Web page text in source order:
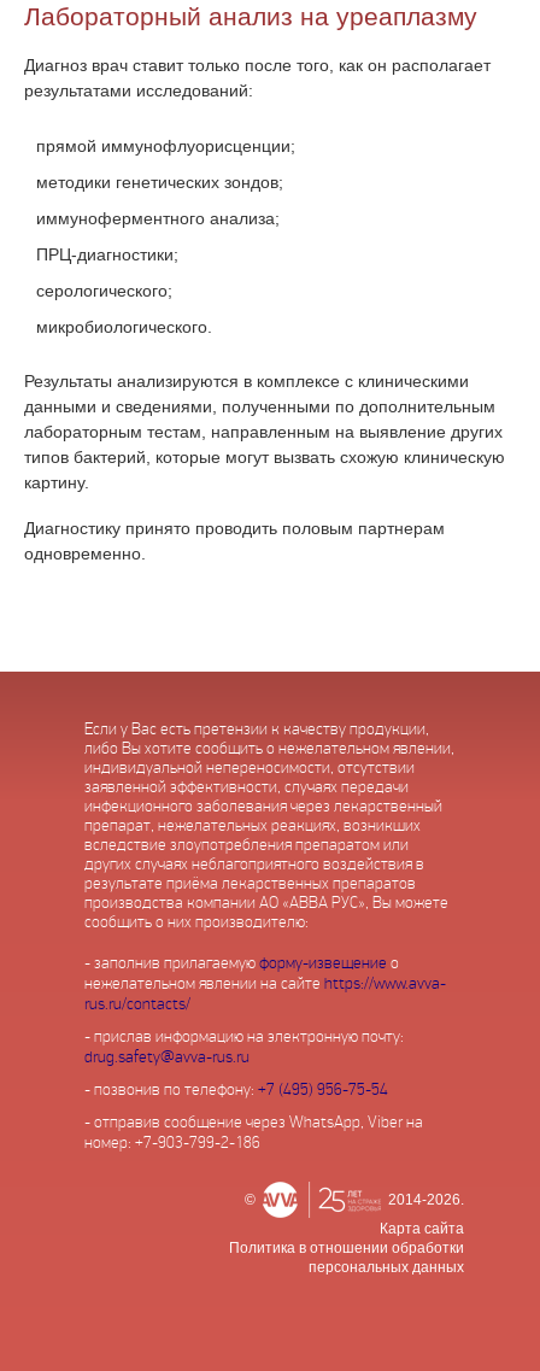
Лабораторный анализ на уреаплазму
Диагноз врач ставит только после того, как он располагает
результатами исследований:
прямой иммунофлуорисценции;
методики генетических зондов;
иммуноферментного анализа;
ПРЦ-диагностики;
серологического;
микробиологического.
Результаты анализируются в комплексе с клиническими
данными и сведениями, полученными по дополнительным
лабораторным тестам, направленным на выявление других
типов бактерий, которые могут вызвать схожую клиническую
картину.
Диагностику принято проводить половым партнерам
одновременно.
Если у Вас есть претензии к качеству продукции,
либо Вы хотите сообщить о нежелательном явлении,
индивидуальной непереносимости, отсутствии
заявленной эффективности, случаях передачи
инфекционного заболевания через лекарственный
препарат, нежелательных реакциях, возникших
вследствие злоупотребления препаратом или
других случаях неблагоприятного воздействия в
результате приёма лекарственных препаратов
производства компании АО «АВВА РУС», Вы можете
сообщить о них производителю:
- заполнив прилагаемуюформу-извещение о
нежелательном явлении на сайте https://www.avva-
rus.ru/contacts/
- прислав информацию на электронную почту:
drug.safety@avva-rus.ru
- позвонив по телефону: +7 (495) 956-75-54
- отправив сообщение через WhatsApp, Viber на
номер: +7-903-799-2-186
©
2014-2026.
Карта сайта
Политика в отношении обработки
персональных данных